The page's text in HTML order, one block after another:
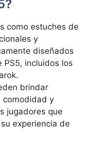
como estuches de
y
diseñados
PS5, incluidos los
brindar
comodidad y
jugadores que
experiencia de